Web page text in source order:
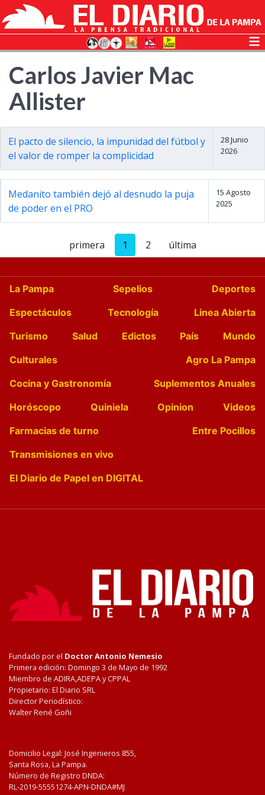
Carlos Javier Mac
Allister
El pacto de silencio, la impunidad del fútbol y
el valor de romper la complicidad
28 Junio
2026
Medanito también dejó al desnudo la puja
de poder en el PRO
15 Agosto
2025
primera 1 2 última
La Pampa Sepelios
Deportes
Espectáculos
Tecnología
Linea Abierta
Turismo
Salud Edictos País
Mundo
Culturales
Agro La Pampa
Cocina y Gastronomía
Suplementos Anuales
Horóscopo
Quiniela Opinion
Videos
Farmacias de turno
Entre Pocillos
Transmisiones en vivo
El Diario de Papel en DIGITAL
Fundado por el Doctor Antonio Nemesio
Primera edición: Domingo 3 de Mayo de 1992
Miembro de ADIRA,ADEPA y CPPAL
Propietario: El Diario SRL
Director Periodístico:
Walter René Goñi
Domicilio Legal: José Ingenieros 855,
Santa Rosa, La Pampa.
Número de Registro DNDA:
RL-2019-55551274-APN-DNDA#MJ